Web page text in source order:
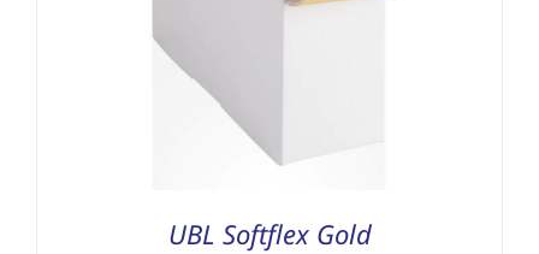
UBL Softflex Gold